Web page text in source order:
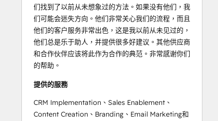
们找到了以前从未想象过的方法。如果没有他们，我
们可能会迷失方向。他们非常关心我们的流程，而且
他们的客户服务非常出色，这是我以前从未见过的，
他们总是乐于助人，并提供很多好建议。其他供应商
和合作伙伴应该将此作为合作的典范。非常感谢你们
的帮助。
提供的服務
CRM Implementation、Sales Enablement、
Content Creation、Branding、Email Marketing和